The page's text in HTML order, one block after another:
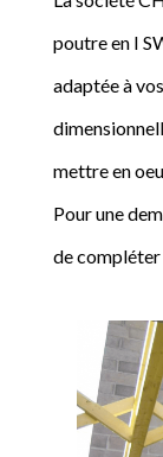
poutre en I
adaptée à
mettre en
Pour une
de